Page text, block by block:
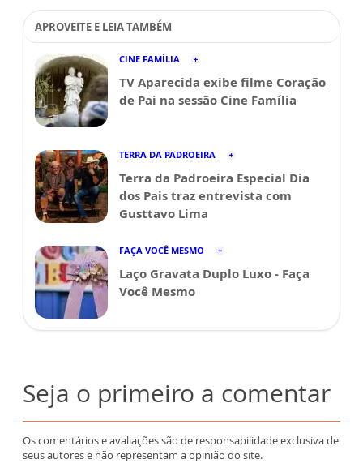
APROVEITE E LEIA TAMBÉM
CINE FAMÍLIA
TV Aparecida exibe filme Coração
de Pai na sessão Cine Família
TERRA DA PADROEIRA
Terra da Padroeira Especial Dia
dos Pais traz entrevista com
Gusttavo Lima
FAÇA VOCÊ MESMO
Laço Gravata Duplo Luxo - Faça
Você Mesmo
Seja o primeiro a comentar
Os comentários e avaliações são de responsabilidade exclusiva de
seus autores e não representam a opinião do site.